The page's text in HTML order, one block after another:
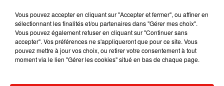
Angèle et Amélie Lens dévoilent leur
collaboration tant attendue
Vous pouvez accepter en cliquant sur "Accepter et fermer", ou affiner en
sélectionnant les finalités et/ou partenaires dans "Gérer mes choix".
Vous pouvez également refuser en cliquant sur "Continuer sans
accepter". Vos préférences ne s'appliqueront que pour ce site. Vous
pouvez mettre à jour vos choix, ou retirer votre consentement à tout
moment via le lien "Gérer les cookies" situé en bas de chaque page.